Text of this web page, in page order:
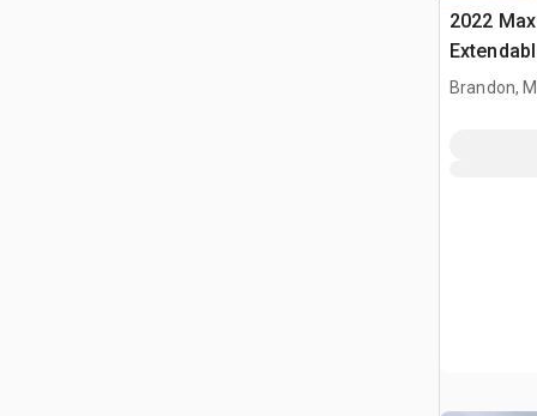
2022
Brandon,